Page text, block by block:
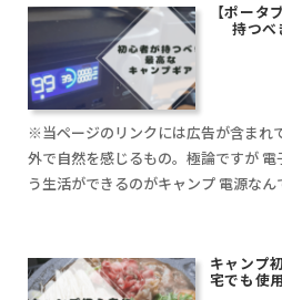
【ポータ
持つべ
※当ページのリンクには広告が含まれ
外で自然を感じるもの。極論ですが
う生活ができるのがキャンプ 電源な
キャンプ
宅でも使